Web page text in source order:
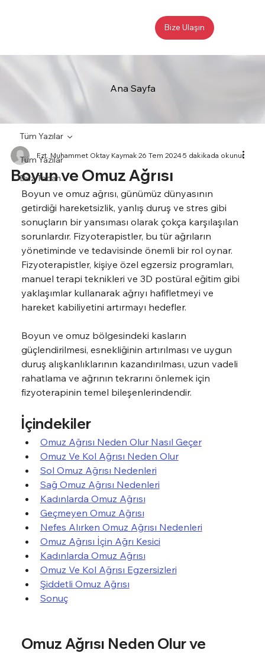
Bize Ulaşın
Ana Sayfa
Tüm Yazılar
Düz Taban
Tüm Yazılar
Boyun ve Omuz Ağrısı
Fzt. Muhammet Oktay Kaymak26 Tem 20245 dakikada okunur
Boyun ve omuz ağrısı, günümüz dünyasının
getirdiği hareketsizlik, yanlış duruş ve stres gibi
sonuçların bir yansıması olarak çokça karşılaşılan
sorunlardır. Fizyoterapistler, bu tür ağrıların
yönetiminde ve tedavisinde önemli bir rol oynar.
Fizyoterapistler, kişiye özel egzersiz programları,
manuel terapi teknikleri ve 3D postüral eğitim gibi
yaklaşımlar kullanarak ağrıyı hafifletmeyi ve
hareket kabiliyetini artırmayı hedefler.
Boyun ve omuz bölgesindeki kasların
güçlendirilmesi, esnekliğinin artırılması ve uygun
duruş alışkanlıklarının kazandırılması, uzun vadeli
rahatlama ve ağrının tekrarını önlemek için
fizyoterapinin temel bileşenlerindendir.
İçindekiler
Omuz Ağrısı Neden Olur Nasıl Geçer
Omuz Ve Kol Ağrısı Neden Olur
Sol Omuz Ağrısı Nedenleri
Sağ Omuz Ağrısı Nedenleri
Kadınlarda Omuz Ağrısı
Geçmeyen Omuz Ağrısı
Nefes Alırken Omuz Ağrısı Nedenleri
Omuz Ağrısı İçin Ağrı Kesici
Kadınlarda Omuz Ağrısı
Omuz Ve Kol Ağrısı Egzersizleri
Şiddetli Omuz Ağrısı
Sonuç
Omuz Ağrısı Neden Olur ve